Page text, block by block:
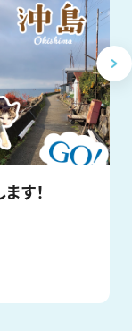
す！